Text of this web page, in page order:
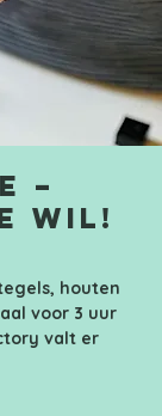
–
wil!
houten
voor 3 uur
valt er